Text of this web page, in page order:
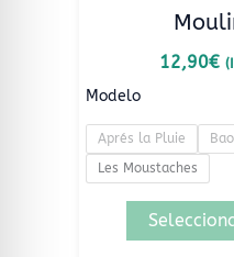
12,90€
Modelo
Aprés la Pluie
Les Moustaches